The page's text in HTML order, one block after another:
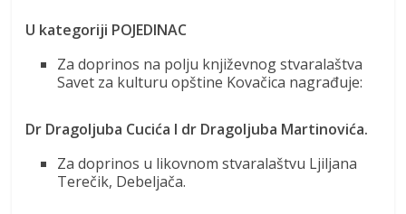
U kategoriji POJEDINAC
Za doprinos na polju književnog stvaralaštva
Savet za kulturu opštine Kovačica nagrađuje:
Dr Dragoljuba Cucića I dr Dragoljuba Martinovića.
Za doprinos u likovnom stvaralaštvu Ljiljana
Terečik, Debeljača.